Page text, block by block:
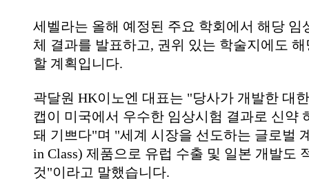
세벨라는 올해 예정된 주요 학회에서 해당 임
체 결과를 발표하고, 권위 있는 학술지에도
할 계획입니다.
곽달원 HK이노엔 대표는 "당사가 개발한 대
캡이 미국에서 우수한 임상시험 결과로 신약
돼 기쁘다"며 "세계 시장을 선도하는 글로벌
in Class) 제품으로 유럽 수출 및 일본 개발도
것"이라고 말했습니다.